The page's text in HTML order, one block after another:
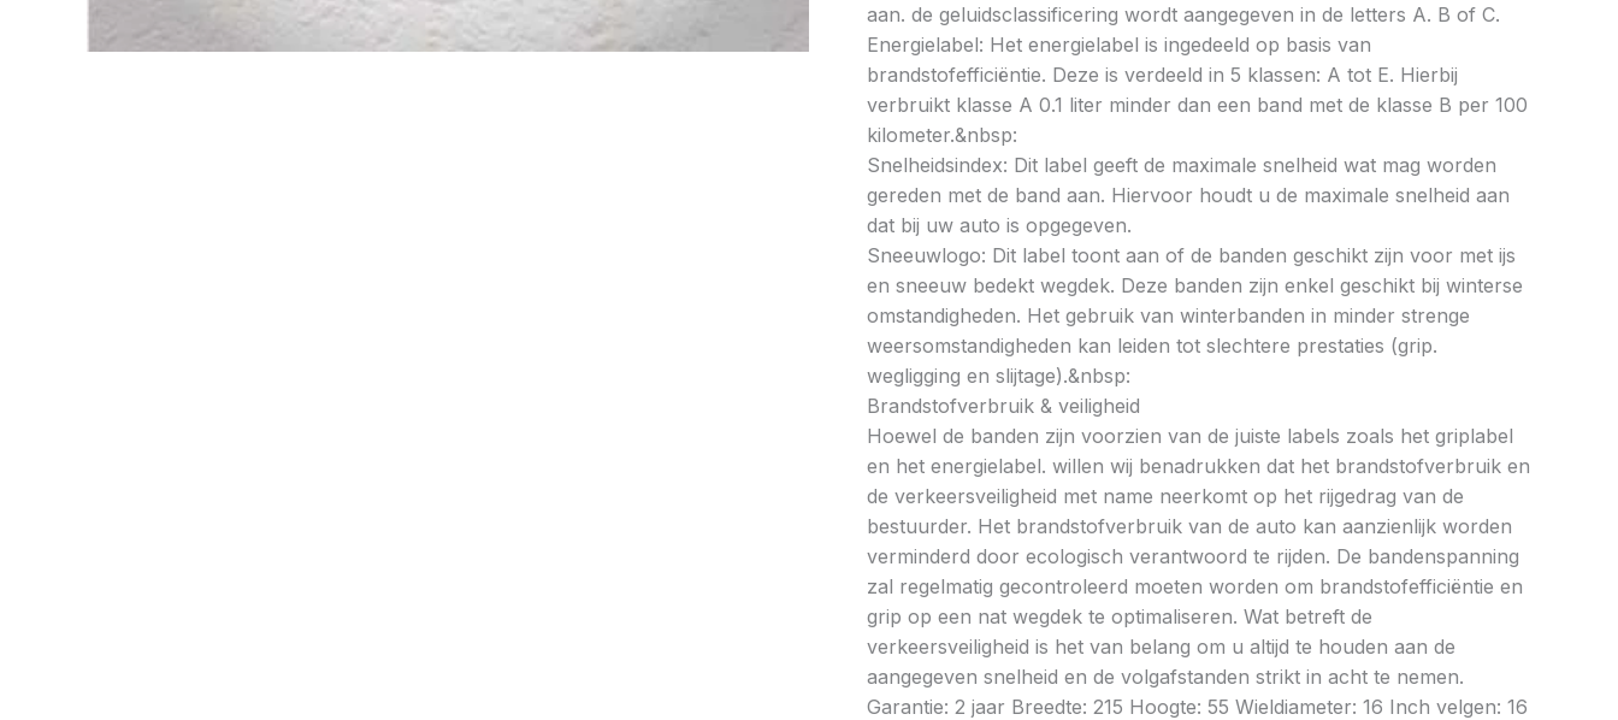
aan. de geluidsclassificering wordt aangegeven in de letters A. B of C.
Energielabel: Het energielabel is ingedeeld op basis van
brandstofefficiëntie. Deze is verdeeld in 5 klassen: A tot E. Hierbij
verbruikt klasse A 0.1 liter minder dan een band met de klasse B per 100
kilometer.&nbsp:
Snelheidsindex: Dit label geeft de maximale snelheid wat mag worden
gereden met de band aan. Hiervoor houdt u de maximale snelheid aan
dat bij uw auto is opgegeven.
Sneeuwlogo: Dit label toont aan of de banden geschikt zijn voor met ijs
en sneeuw bedekt wegdek. Deze banden zijn enkel geschikt bij winterse
omstandigheden. Het gebruik van winterbanden in minder strenge
weersomstandigheden kan leiden tot slechtere prestaties (grip.
wegligging en slijtage).&nbsp:
Brandstofverbruik & veiligheid
Hoewel de banden zijn voorzien van de juiste labels zoals het griplabel
en het energielabel. willen wij benadrukken dat het brandstofverbruik en
de verkeersveiligheid met name neerkomt op het rijgedrag van de
bestuurder. Het brandstofverbruik van de auto kan aanzienlijk worden
verminderd door ecologisch verantwoord te rijden. De bandenspanning
zal regelmatig gecontroleerd moeten worden om brandstofefficiëntie en
grip op een nat wegdek te optimaliseren. Wat betreft de
verkeersveiligheid is het van belang om u altijd te houden aan de
aangegeven snelheid en de volgafstanden strikt in acht te nemen.
Garantie: 2 jaar Breedte: 215 Hoogte: 55 Wieldiameter: 16 Inch velgen: 16